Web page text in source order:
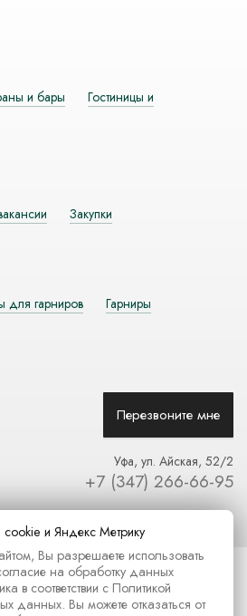
и бары
Гостиницы и
Закупки
для гарниров Гарниры
Перезвоните мне
Уфа, ул. Айская, 52/2
+7 (347) 266-66-95
персональных данных
и Яндекс Метрику
Вы разрешаете использовать
на обработку данных
в соответствии с Политикой
данных. Вы можете отказаться от